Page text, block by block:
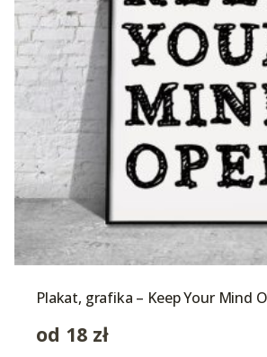
Plakat, grafika – Keep Your Mind
od 18 zł